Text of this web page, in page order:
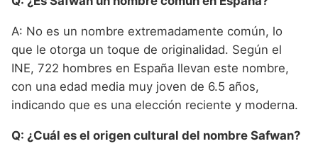
A: No es un nombre extremadamente común, lo
que le otorga un toque de originalidad. Según el
INE, 722 hombres en España llevan este nombre,
con una edad media muy joven de 6.5 años,
indicando que es una elección reciente y moderna.
Q: ¿Cuál es el origen cultural del nombre Safwan?